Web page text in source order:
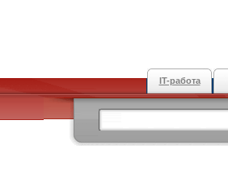
IT-работа